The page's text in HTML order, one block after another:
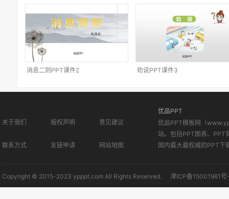
消息二则PPT课件2 劝说PPT课件3
关于我们 版权声明 意见建议
联系方式 友链申请 网站地图
优品PPT
优品PPT模板网（
站。包括PPT图表、PPT
国内最大最权威的PPT下
Copyright © 2015-2023 ypppt.com All Rights Reserved. 津ICP备15001961号